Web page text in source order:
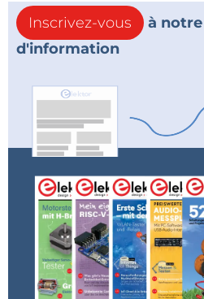
Inscrivez-vous
à
d'information